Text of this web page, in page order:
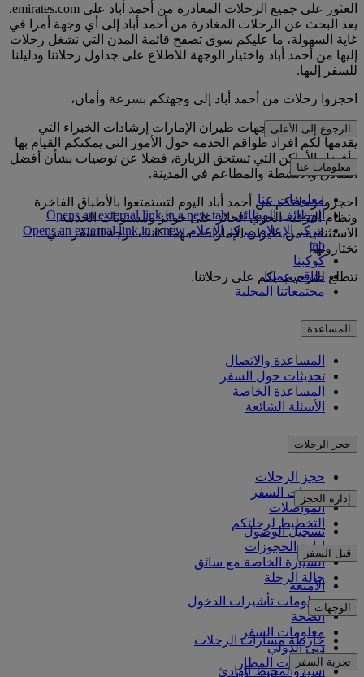
العثور على جميع الرحلات المغادرة من أحمد أباد على emirates.com.
يعد البحث عن الرحلات المغادرة من أحمد أباد إلى أي وجهة أمرا في
غاية السهولة، ما عليكم سوى تصفح قائمة المدن التي نشغل رحلات
إليها من أحمد أباد واختيار الوجهة للاطلاع على جداول رحلاتنا ودليلنا
للسفر إليها.
احجزوا رحلات من أحمد أباد إلى وجهتكم بسرعة وأمان،
ويوفر لكم دليل وجهات طيران الإمارات إرشادات الخبراء التي
يقدمها لكم أفراد طواقم الخدمة حول الأمور التي يمكنكم القيام بها
وأفضل الأماكن التي تستحق الزيارة، فضلا عن توصيات بشأن أفضل
الفنادق والأنشطة والمطاعم في المدينة.
احجزوا رحلاتكم من أحمد أباد اليوم لتستمتعوا بالأطباق الفاخرة
ونظام الترفيه الجوي الحائز على جوائز ومستويات الخدمة
الاستثنائية من طيران الإمارات، مهما كانت درجة السفر التي
تختارونها.
نتطلع للترحيب بكم على رحلاتنا.
الرجوع إلى الأعلى
معلومات عنا
معلومات عنا
الوظائفالوظائف Opens an external link in a new tab
مركز الإعلام
مركز الإعلام Opens an external link in a new
tab
كوكبنا
طاقم عملنا
مجتمعاتنا المحلية
المساعدة
المساعدة والاتصال
تحديثات حول السفر
المساعدة الخاصة
الأسئلة الشائعة
حجز الرحلات
حجز الرحلات
خدمات السفر
المواصلات
التخطيط لرحلتكم
إدارة الحجز
تسجيل الوصول
إدارة الحجوزات
السيارة الخاصة مع سائق
حالة الرحلة
قبل السفر
الأمتعة
معلومات تأشيرات الدخول
الصحة
معلومات السفر
دبي الدولي
مواصلات المطار
الوجهات
خارطة مسارات الرحلات
أفريقيا
آسيا والمحيط الهادئ
تجربة السفر